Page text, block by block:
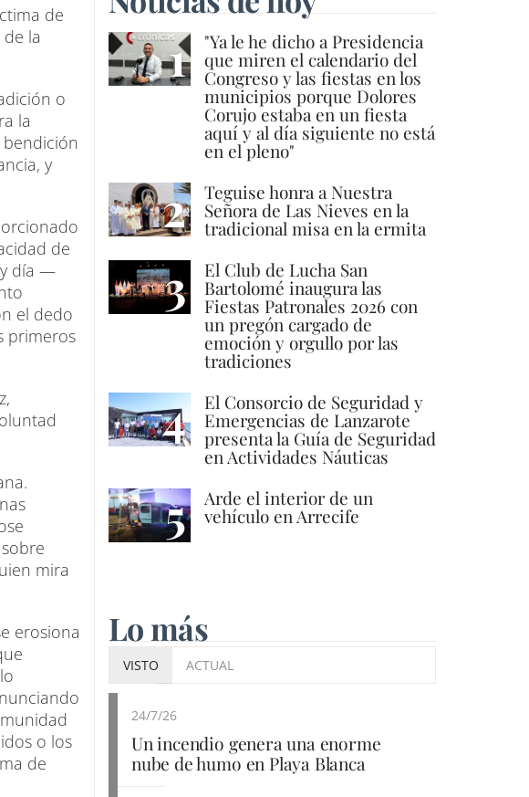
de
la
o
la
bendición
y
de
y día —
el dedo
primeros
mira
erosiona
o los
de
1 "Ya le he dicho a Presidencia
que miren el calendario del
Congreso y las fiestas en los
municipios porque Dolores
Corujo estaba en un fiesta
aquí y al día siguiente no está
en el pleno"
2 Teguise honra a Nuestra
Señora de Las Nieves en la
tradicional misa en la ermita
3 El Club de Lucha San
Bartolomé inaugura las
Fiestas Patronales 2026 con
un pregón cargado de
emoción y orgullo por las
tradiciones
4 El Consorcio de Seguridad y
Emergencias de Lanzarote
presenta la Guía de Seguridad
en Actividades Náuticas
5 Arde el interior de un
vehículo en Arrecife
Lo más
VISTO ACTUAL
24/7/26
Un incendio genera una enorme
nube de humo en Playa Blanca